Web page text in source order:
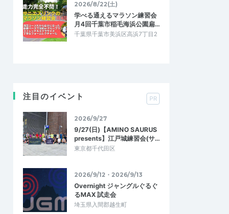
2026/8/22(土)
学べる通えるマラソン練習会
月4回千葉市稲毛海浜公園扁…
千葉県千葉市美浜区高浜7丁目2
注目のイベント PR
2026/9/27
9/27(日)【AMINO SAURUS
presents】江戸城練習会(サ…
東京都千代田区
2026/9/12・2026/9/13
Overnight ジャングルぐるぐ
るMAX 試走会
埼玉県入間郡越生町